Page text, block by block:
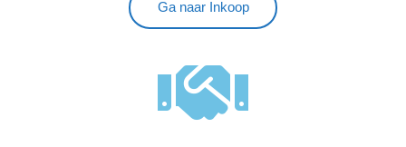
Ga naar Inkoop